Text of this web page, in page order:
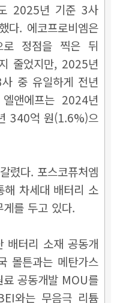
2025년 기준 3사
다. 에코프로비엠은
정점을 찍은 뒤
줄었지만, 2025년
중 유일하게 전년
앤에프는 2024년
340억 원(1.6%)으
렸다. 포스코퓨처엠
해 차세대 배터리 소
를 두고 있다.
배터리 소재 공동개
몰튼과는 메탄가스
료 공동개발 MOU를
와는 무음극 리튬